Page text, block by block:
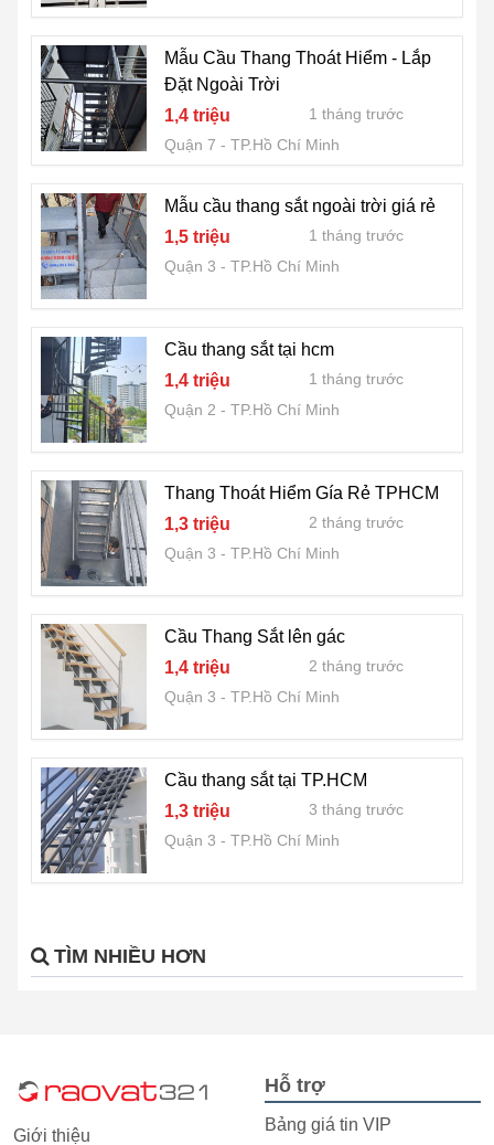
Mẫu Cầu Thang Thoát Hiểm - Lắp
Đặt Ngoài Trời
1,4 triệu
1 tháng trước
Quận 7
TP.Hồ Chí Minh
Mẫu cầu thang sắt ngoài trời giá rẻ
1,5 triệu
1 tháng trước
Quận 3
TP.Hồ Chí Minh
Cầu thang sắt tại hcm
1,4 triệu
1 tháng trước
Quận 2
TP.Hồ Chí Minh
Thang Thoát Hiểm Gía Rẻ TPHCM
1,3 triệu
2 tháng trước
Quận 3
TP.Hồ Chí Minh
Cầu Thang Sắt lên gác
1,4 triệu
2 tháng trước
Quận 3
TP.Hồ Chí Minh
Cầu thang sắt tại TP.HCM
1,3 triệu
3 tháng trước
Quận 3
TP.Hồ Chí Minh
TÌM NHIỀU HƠN
Giới thiệu
Hỗ trợ
Bảng giá tin VIP